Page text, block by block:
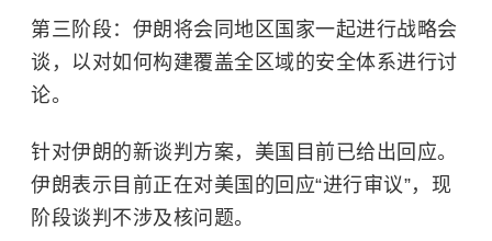
第三阶段：伊朗将会同地区国家一起进行战略会
谈，以对如何构建覆盖全区域的安全体系进行讨
论。
针对伊朗的新谈判方案，美国目前已给出回应。
伊朗表示目前正在对美国的回应“进行审议”，现
阶段谈判不涉及核问题。